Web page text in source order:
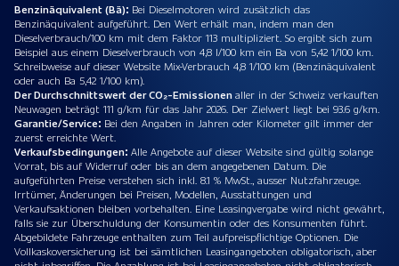
Benzinäquivalent (Bä): Bei Dieselmotoren wird zusätzlich das
Benzinäquivalent aufgeführt. Den Wert erhält man, indem man den
Dieselverbrauch/100 km mit dem Faktor 113 multipliziert. So ergibt sich zum
Beispiel aus einem Dieselverbrauch von 4,8 l/100 km ein Ba von 5,42 1/100 km.
Schreibweise auf dieser Website Mix-Verbrauch 4,8 1/100 km (Benzinäquivalent
oder auch Ba 5,42 1/100 km).
Der Durchschnittswert der CO₂-Emissionenaller in der Schweiz verkauften
Neuwagen beträgt 111 g/km für das Jahr 2026. Der Zielwert liegt bei 93.6 g/km.
Garantie/Service: Bei den Angaben in Jahren oder Kilometer gilt immer der
zuerst erreichte Wert.
Verkaufsbedingungen: Alle Angebote auf dieser Website sind gültig solange
Vorrat, bis auf Widerruf oder bis an dem angegebenen Datum. Die
aufgeführten Preise verstehen sich inkl. 8.1 % MwSt., ausser Nutzfahrzeuge.
Irrtümer, Änderungen bei Preisen, Modellen, Ausstattungen und
Verkaufsaktionen bleiben vorbehalten. Eine Leasingvergabe wird nicht gewährt,
falls sie zur Überschuldung der Konsumentin oder des Konsumenten führt.
Abgebildete Fahrzeuge enthalten zum Teil aufpreispflichtige Optionen. Die
Vollkaskoversicherung ist bei sämtlichen Leasingangeboten obligatorisch, aber